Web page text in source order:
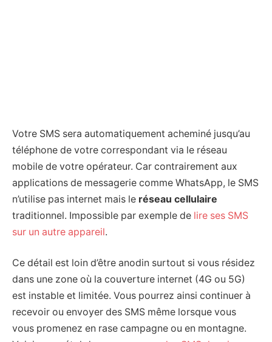
Votre SMS sera automatiquement acheminé jusqu’au
téléphone de votre correspondant via le réseau
mobile de votre opérateur. Car contrairement aux
applications de messagerie comme WhatsApp, le SMS
n’utilise pas internet mais le réseau cellulaire
traditionnel. Impossible par exemple de lire ses SMS
sur un autre appareil.
Ce détail est loin d’être anodin surtout si vous résidez
dans une zone où la couverture internet (4G ou 5G)
est instable et limitée. Vous pourrez ainsi continuer à
recevoir ou envoyer des SMS même lorsque vous
vous promenez en rase campagne ou en montagne.